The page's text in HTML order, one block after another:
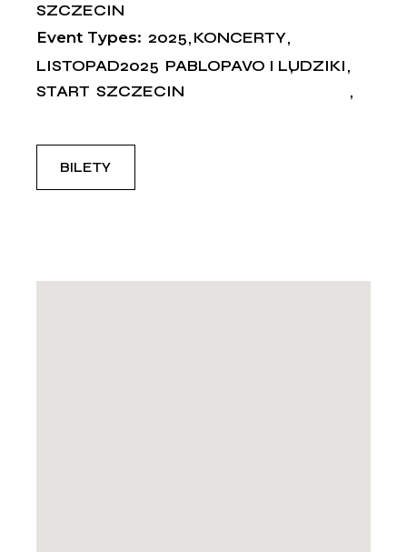
SZCZECIN
Event Types: 2025 KONCERTY
LISTOPAD2025 PABLOPAVO I LUDZIKI
START SZCZECIN
BILETY